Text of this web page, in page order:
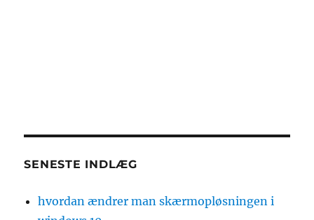
SENESTE INDLÆG
hvordan ændrer man skærmopløsningen i